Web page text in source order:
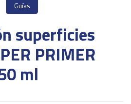
superficies
PRIMER
ml
Guías